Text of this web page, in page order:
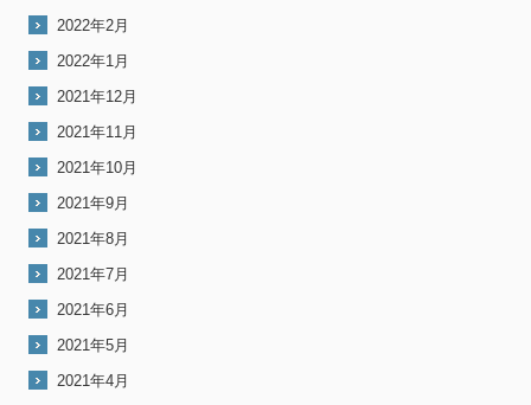
2022年2月
2022年1月
2021年12月
2021年11月
2021年10月
2021年9月
2021年8月
2021年7月
2021年6月
2021年5月
2021年4月